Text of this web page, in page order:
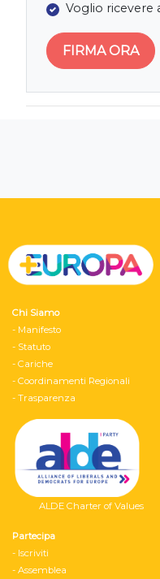
Voglio ricevere
Chi Siamo
- Manifesto
- Statuto
- Cariche
- Coordinamenti Regionali
- Trasparenza
ALDE Charter of Values
Partecipa
- Iscriviti
- Assemblea